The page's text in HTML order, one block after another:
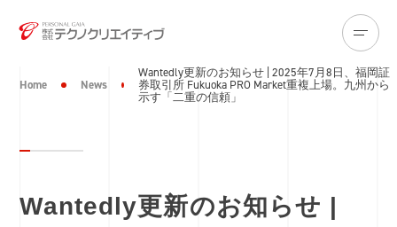
Home News
Wantedly更新のお知らせ | 2025年7月8日、福岡証
券取引所 Fukuoka PRO Market重複上場。九州から
示す「二重の信頼」
Wantedly更新のお知らせ |